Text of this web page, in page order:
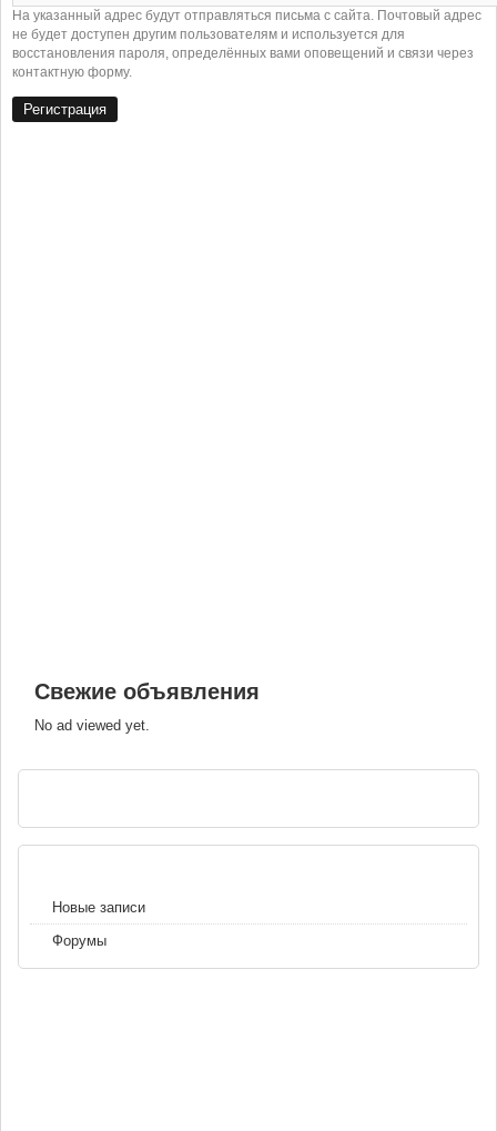
На указанный адрес будут отправляться письма с сайта. Почтовый адрес
не будет доступен другим пользователям и используется для
восстановления пароля, определённых вами оповещений и связи через
контактную форму.
Свежие объявления
No ad viewed yet.
Новые записи
Форумы